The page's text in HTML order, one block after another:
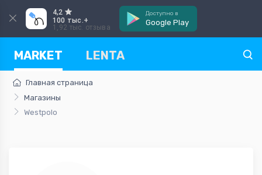
4,2
100 тыс.+
1,92 тыс. отзыва
Доступно в
Google Play
MARKET LENTA
Главная страница
Магазины
Westpolo